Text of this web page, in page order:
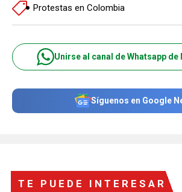
Protestas en Colombia
Unirse al canal de Whatsapp de
Síguenos en Google
TE PUEDE INTERESAR